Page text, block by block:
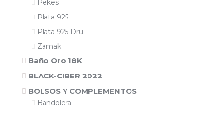
Pekes
Plata 925
Plata 925 Dru
Zamak
Baño Oro 18K
BLACK-CIBER 2022
BOLSOS Y COMPLEMENTOS
Bandolera